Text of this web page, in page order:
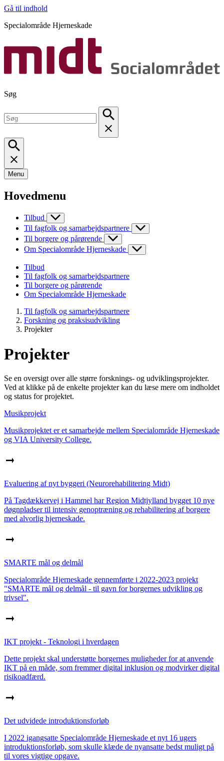
Gå til indhold
Specialområde Hjerneskade
Søg
Menu
Hovedmenu
Tilbud
Til fagfolk og samarbejdspartnere
Til borgere og pårørende
Om Specialområde Hjerneskade
Tilbud
Til fagfolk og samarbejdspartnere
Til borgere og pårørende
Om Specialområde Hjerneskade
Til fagfolk og samarbejdspartnere
Forskning og praksisudvikling
Projekter
Projekter
Se en oversigt over alle større forsknings- og udviklingsprojekter.
Ved at klikke på de enkelte projekter kan du læse mere om indholdet
og status for projektet.
Musikprojekt
Musikprojektet er et samarbejde mellem Specialområde Hjerneskade
og VIA University College.
Evaluering af nyt byggeri (Neurorehabilitering Midt)
På Tagdækkervej i Hammel har Region Midtjylland bygget 10 nye
døgnpladser til intensiv genoptræning og rehabilitering af borgere
med alvorlig hjerneskade.
SMARTE mål og delmål
Specialområde Hjerneskade gennemførte i 2022-2023 projekt
"SMARTE mål og delmål - til gavn for borgernes udvikling og
trivsel".
IKT projekt - Teknologi i hverdagen
Dette projekt skal understøtte borgernes muligheder for at anvende
IKT på en måde, som fremmer digital inklusion og modvirker digital
risikoadfærd.
Det udvidede introduktionsforløb
I 2022 igangsatte Specialområde Hjerneskade et nyt 16 ugers
introduktionsforløb, som skulle klæde de nyansatte bedst muligt på
til vores vigtige opgave.